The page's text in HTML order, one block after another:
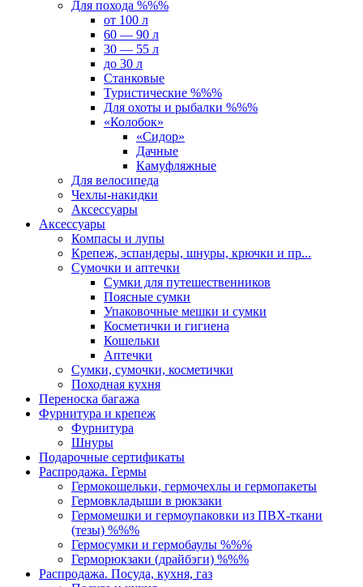
Для похода %%%
от 100 л
60 — 90 л
30 — 55 л
до 30 л
Станковые
Туристические %%%
Для охоты и рыбалки %%%
«Колобок»
«Сидор»
Дачные
Камуфляжные
Для велосипеда
Чехлы-накидки
Аксессуары
Аксессуары
Компасы и лупы
Крепеж, эспандеры, шнуры, крючки и пр...
Сумочки и аптечки
Сумки для путешественников
Поясные сумки
Упаковочные мешки и сумки
Косметички и гигиена
Кошельки
Аптечки
Сумки, сумочки, косметички
Походная кухня
Переноска багажа
Фурнитура и крепеж
Фурнитура
Шнуры
Подарочные сертификаты
Распродажа. Гермы
Гермокошельки, гермочехлы и гермопакеты
Гермовкладыши в рюкзаки
Гермомешки и гермоупаковки из ПВХ-ткани
(тезы) %%%
Гермосумки и гермобаулы %%%
Герморюкзаки (драйбэги) %%%
Распродажа. Посуда, кухня, газ